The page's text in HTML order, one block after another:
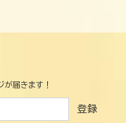
が届きます！
登録